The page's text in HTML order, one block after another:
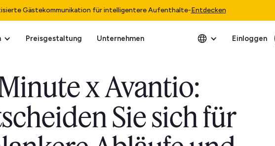
Gästekommunikation für intelligentere Aufenthalte-Entdecken
Preisgestaltung Unternehmen Einloggen
x Avantio:
Sie sich für